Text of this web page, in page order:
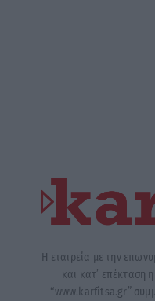
Η εταιρεία με την
και κατ’ επέκταση
“www.karfitsa.gr”